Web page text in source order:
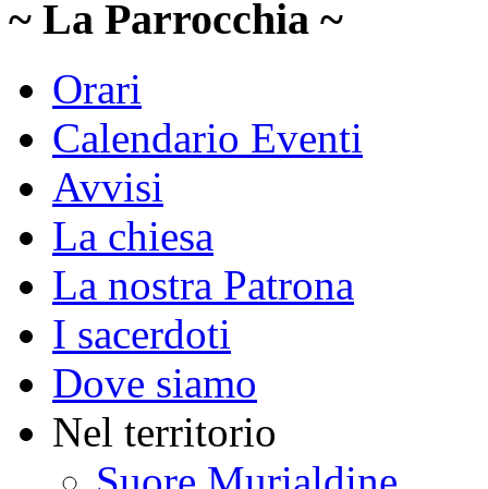
~ La Parrocchia ~
Orari
Calendario Eventi
Avvisi
La chiesa
La nostra Patrona
I sacerdoti
Dove siamo
Nel territorio